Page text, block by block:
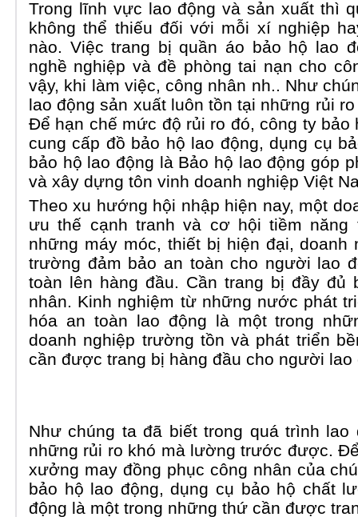
Trong lĩnh vực lao động và sản xuất thì
không thể thiếu đối với mỗi xí nghiệp
nào. Việc trang bị quần áo bảo hộ lao
nghề nghiệp và đề phòng tai nạn cho
vậy, khi làm việc, công nhân nh.. Như
lao động sản xuất luôn tồn tại những rủi
Để hạn chế mức độ rủi ro đó, công ty bảo
cung cấp đồ bảo hộ lao động, dụng cụ
bảo hộ lao động là Bảo hộ lao động góp
và xây dựng tôn vinh doanh nghiệp Việt
Theo xu hướng hội nhập hiện nay, một
ưu thế cạnh tranh và cơ hội tiềm năng
những máy móc, thiết bị hiện đại, doanh
trường đảm bảo an toàn cho người lao
toàn lên hàng đầu. Cần trang bị đầy đủ
nhân. Kinh nghiệm từ những nước phát
hóa an toàn lao động là một trong
doanh nghiệp trường tồn và phát triển
cần được trang bị hàng đầu cho người lao
Như chúng ta đã biết trong quá trình
những rủi ro khó mà lường trước được.
xưởng may đồng phục công nhân của
bảo hộ lao động, dụng cụ bảo hộ chất
động là một trong những thứ cần được